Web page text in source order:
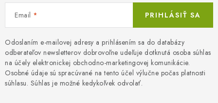
Email
Odoslaním e-mailovej adresy a prihlásením sa do databázy
odberateľov newsletterov dobrovoľne udeľuje dotknutá osoba súhlas
na účely elektronickej obchodno-marketingovej komunikácie.
Osobné údaje sú spracúvané na tento účel výlučne počas platnosti
súhlasu. Súhlas je možné kedykoľvek odvolať.
PRIHLÁSIŤ SA